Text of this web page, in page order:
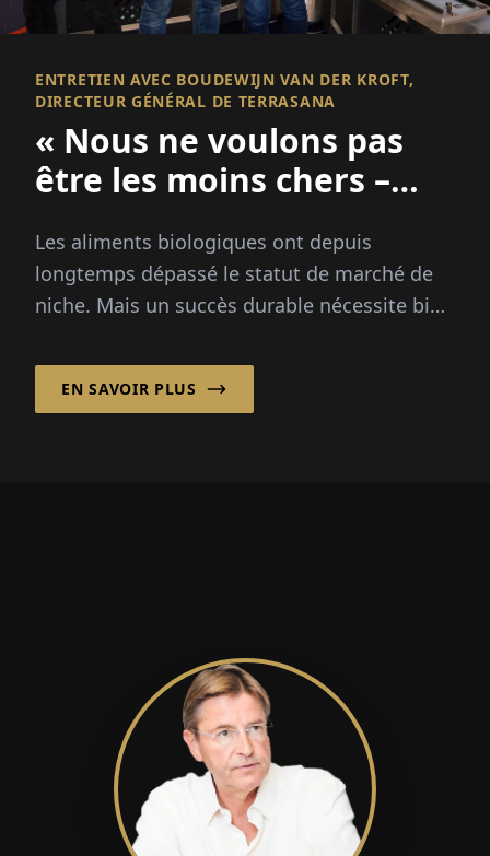
ENTRETIEN AVEC BOUDEWIJN VAN DER KROFT,
DIRECTEUR GÉNÉRAL DE TERRASANA
« Nous ne voulons pas
être les moins chers –
meilleurs. »
Les aliments biologiques ont depuis
longtemps dépassé le statut de marché de
niche. Mais un succès durable nécessite bien
der Kroft explique...
EN SAVOIR PLUS